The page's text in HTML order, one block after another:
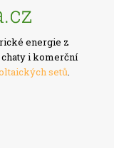
energie z
i komerční
setů.